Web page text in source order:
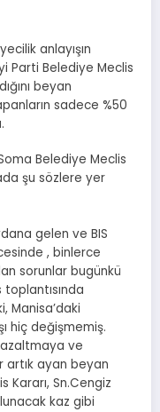
anlayışın
Parti Belediye Meclis
beyan
sadece %50
Belediye Meclis
şu sözlere yer
gelen ve BIS
, binlerce
sorunlar bugünkü
Manisa’daki
hiç değişmemiş.
ve
artık ayan beyan
Kararı, Sn.Cengiz
kaz gibi